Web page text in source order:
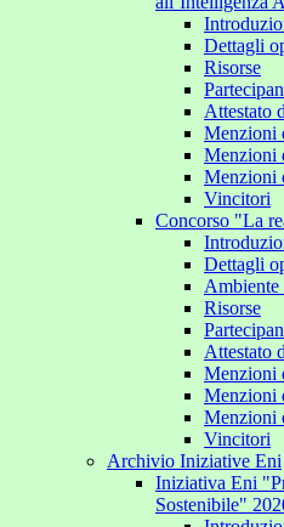
Dettagli
Risorse
Attestato
Menzioni
Menzioni
Menzioni
Vincitori
Concorso "La
Dettagli
Risorse
Attestato
Menzioni
Menzioni
Menzioni
Vincitori
Archivio Iniziative Eni
Iniziativa Eni
Sostenibile"